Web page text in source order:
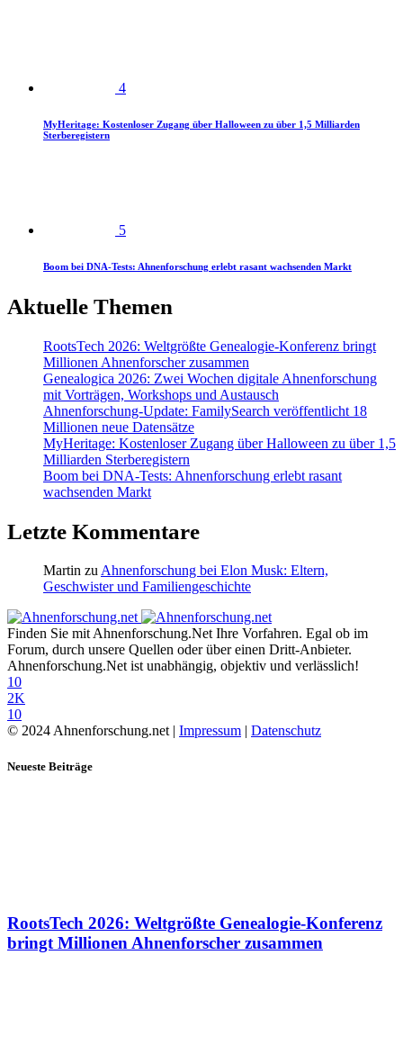
4
MyHeritage: Kostenloser Zugang über Halloween zu über 1,5 Milliarden
Sterberegistern
5
Boom bei DNA-Tests: Ahnenforschung erlebt rasant wachsenden Markt
Aktuelle Themen
RootsTech 2026: Weltgrößte Genealogie-Konferenz bringt
Millionen Ahnenforscher zusammen
Genealogica 2026: Zwei Wochen digitale Ahnenforschung
mit Vorträgen, Workshops und Austausch
Ahnenforschung-Update: FamilySearch veröffentlicht 18
Millionen neue Datensätze
MyHeritage: Kostenloser Zugang über Halloween zu über 1,5
Milliarden Sterberegistern
Boom bei DNA-Tests: Ahnenforschung erlebt rasant
wachsenden Markt
Letzte Kommentare
Martin zuAhnenforschung bei Elon Musk: Eltern,
Geschwister und Familiengeschichte
Finden Sie mit Ahnenforschung.Net Ihre Vorfahren. Egal ob im
Forum, durch unsere Quellen oder über einen Dritt-Anbieter.
Ahnenforschung.Net ist unabhängig, objektiv und verlässlich!
10
2K
10
© 2024 Ahnenforschung.net | Impressum Datenschutz
Neueste Beiträge
RootsTech 2026: Weltgrößte Genealogie-Konferenz
bringt Millionen Ahnenforscher zusammen